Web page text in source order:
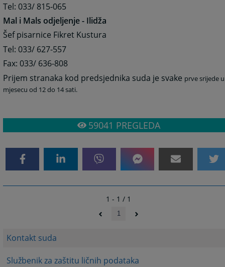
Kontakt suda
Službenik za zaštitu ličnih podataka
Tel: 033/ 815-065
Mal i Mals odjeljenje - Ilidža
Šef pisarnice Fikret Kustura
Tel: 033/ 627-557
Fax: 033/ 636-808
Prijem stranaka kod predsjednika suda je svake prve srijede u
mjesecu od 12 do 14 sati.
59041 PREGLEDA
1 - 1 / 1
1